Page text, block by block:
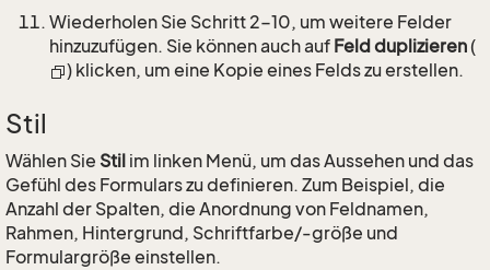
Wiederholen Sie Schritt 2-10, um weitere Felder
hinzuzufügen. Sie können auch auf Feld duplizieren(
) klicken, um eine Kopie eines Felds zu erstellen.
Stil
Wählen Sie Stil im linken Menü, um das Aussehen und das
Gefühl des Formulars zu definieren. Zum Beispiel, die
Anzahl der Spalten, die Anordnung von Feldnamen,
Rahmen, Hintergrund, Schriftfarbe/-größe und
Formulargröße einstellen.